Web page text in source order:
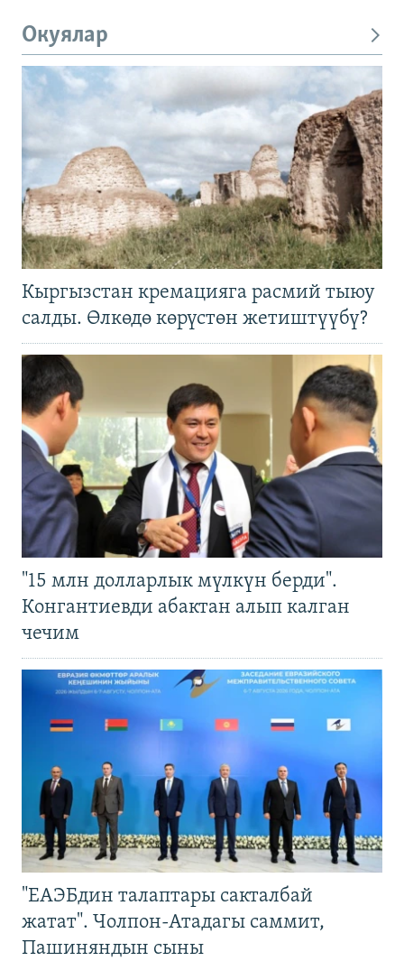
Окуялар
Кыргызстан кремацияга расмий тыюу
салды. Өлкөдө көрүстөн жетиштүүбү?
"15 млн долларлык мүлкүн берди".
Конгантиевди абактан алып калган
чечим
"ЕАЭБдин талаптары сакталбай
жатат". Чолпон-Атадагы саммит,
Пашиняндын сыны